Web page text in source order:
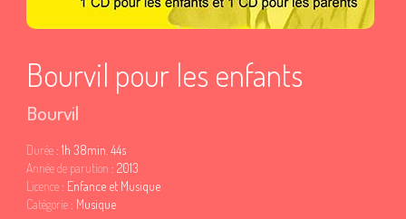
Bourvil pour les enfants
Bourvil
Durée : 1h 38min. 44s
Année de parution : 2013
Licence : Enfance et Musique
Catégorie : Musique